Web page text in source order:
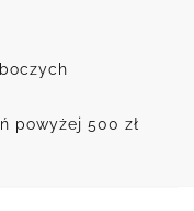
powyżej 500 zł